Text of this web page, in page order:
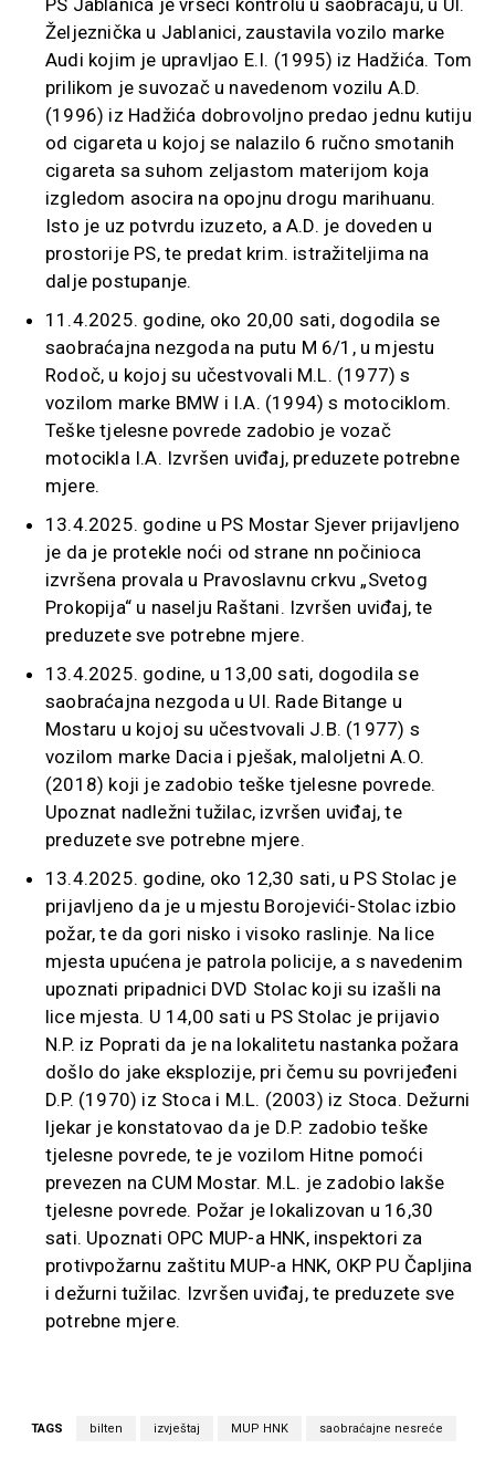
Željeznička u Jablanici, zaustavila vozilo marke
Audi kojim je upravljao E.I. (1995) iz Hadžića. Tom
prilikom je suvozač u navedenom vozilu A.D.
(1996) iz Hadžića dobrovoljno predao jednu kutiju
od cigareta u kojoj se nalazilo 6 ručno smotanih
cigareta sa suhom zeljastom materijom koja
izgledom asocira na opojnu drogu marihuanu.
Isto je uz potvrdu izuzeto, a A.D. je doveden u
prostorije PS, te predat krim. istražiteljima na
dalje postupanje.
11.4.2025. godine, oko 20,00 sati, dogodila se
saobraćajna nezgoda na putu M 6/1, u mjestu
Rodoč, u kojoj su učestvovali M.L. (1977) s
vozilom marke BMW i I.A. (1994) s motociklom.
Teške tjelesne povrede zadobio je vozač
motocikla I.A. Izvršen uviđaj, preduzete potrebne
mjere.
13.4.2025. godine u PS Mostar Sjever prijavljeno
je da je protekle noći od strane nn počinioca
izvršena provala u Pravoslavnu crkvu „Svetog
Prokopija“ u naselju Raštani. Izvršen uviđaj, te
preduzete sve potrebne mjere.
13.4.2025. godine, u 13,00 sati, dogodila se
saobraćajna nezgoda u Ul. Rade Bitange u
Mostaru u kojoj su učestvovali J.B. (1977) s
vozilom marke Dacia i pješak, maloljetni A.O.
(2018) koji je zadobio teške tjelesne povrede.
Upoznat nadležni tužilac, izvršen uviđaj, te
preduzete sve potrebne mjere.
13.4.2025. godine, oko 12,30 sati, u PS Stolac je
prijavljeno da je u mjestu Borojevići-Stolac izbio
požar, te da gori nisko i visoko raslinje. Na lice
mjesta upućena je patrola policije, a s navedenim
upoznati pripadnici DVD Stolac koji su izašli na
lice mjesta. U 14,00 sati u PS Stolac je prijavio
N.P. iz Poprati da je na lokalitetu nastanka požara
došlo do jake eksplozije, pri čemu su povrijeđeni
D.P. (1970) iz Stoca i M.L. (2003) iz Stoca. Dežurni
ljekar je konstatovao da je D.P. zadobio teške
tjelesne povrede, te je vozilom Hitne pomoći
prevezen na CUM Mostar. M.L. je zadobio lakše
tjelesne povrede. Požar je lokalizovan u 16,30
sati. Upoznati OPC MUP-a HNK, inspektori za
protivpožarnu zaštitu MUP-a HNK, OKP PU Čapljina
i dežurni tužilac. Izvršen uviđaj, te preduzete sve
potrebne mjere.
TAGS bilten izvještaj MUP HNK saobraćajne nesreće